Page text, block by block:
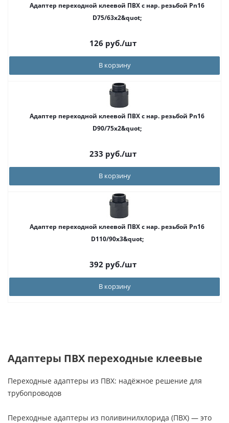
Адаптер переходной клеевой ПВХ с нар. резьбой Pn16
D75/63x2&quot;
126 руб./шт
В корзину
Адаптер переходной клеевой ПВХ с нар. резьбой Pn16
D90/75x2&quot;
233 руб./шт
В корзину
Адаптер переходной клеевой ПВХ с нар. резьбой Pn16
D110/90x3&quot;
392 руб./шт
В корзину
Адаптеры ПВХ переходные клеевые
Переходные адаптеры из ПВХ: надёжное решение для
трубопроводов
Переходные адаптеры из поливинилхлорида (ПВХ) — это